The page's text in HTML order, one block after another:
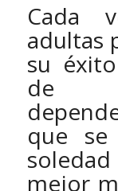
Cada
adultas
su
de
que se
mejor